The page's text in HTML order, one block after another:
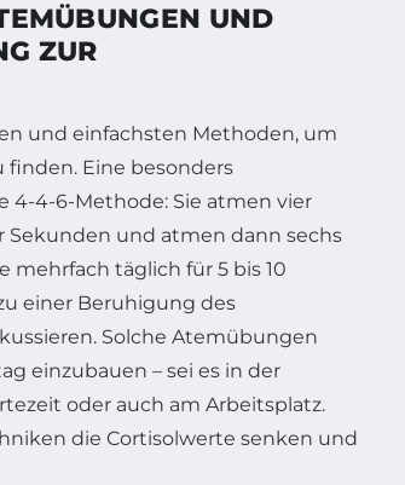
UND
ZUR
und einfachsten Methoden, um
finden. Eine besonders
4-4-6-Methode: Sie atmen vier
Sekunden und atmen dann sechs
mehrfach täglich für 5 bis 10
einer Beruhigung des
Solche Atemübungen
einzubauen – sei es in der
oder auch am Arbeitsplatz.
die Cortisolwerte senken und